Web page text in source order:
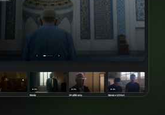
Сара Леви
Aktyor
Дженнифер
Дэйл
Aktyor